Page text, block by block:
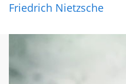
Friedrich Nietzsche